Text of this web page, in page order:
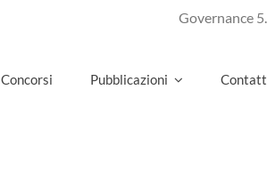
Governance
Concorsi Pubblicazioni